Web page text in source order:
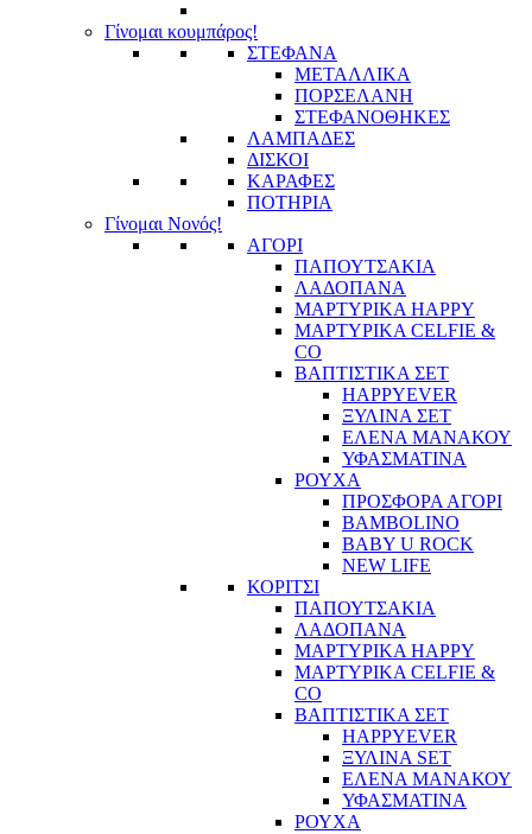
Γίνομαι κουμπάρος!
ΣΤΕΦΑΝΑ
ΜΕΤΑΛΛΙΚΑ
ΠΟΡΣΕΛΑΝΗ
ΣΤΕΦΑΝΟΘΗΚΕΣ
ΛΑΜΠΑΔΕΣ
ΔΙΣΚΟΙ
ΚΑΡΑΦΕΣ
ΠΟΤΗΡΙΑ
Γίνομαι Νονός!
ΑΓΟΡΙ
ΠΑΠΟΥΤΣΑΚΙΑ
ΛΑΔΟΠΑΝΑ
ΜΑΡΤΥΡΙΚΑ HAPPY
ΜΑΡΤΥΡΙΚΑ CELFIE &
CO
ΒΑΠΤΙΣΤΙΚΑ ΣΕΤ
HAPPYEVER
ΞΥΛΙΝΑ ΣΕΤ
ΕΛΕΝΑ ΜΑΝΑΚΟΥ
ΥΦΑΣΜΑΤΙΝΑ
ΡΟΥΧΑ
ΠΡΟΣΦΟΡΑ ΑΓΟΡΙ
BAMBOLINO
BABY U ROCK
NEW LIFE
ΚΟΡΙΤΣΙ
ΠΑΠΟΥΤΣΑΚΙΑ
ΛΑΔΟΠΑΝΑ
ΜΑΡΤΥΡΙΚΑ HAPPY
ΜΑΡΤΥΡΙΚΑ CELFIE &
CO
ΒΑΠΤΙΣΤΙΚΑ ΣΕΤ
HAPPYEVER
ΞΥΛΙΝΑ SET
ΕΛΕΝΑ ΜΑΝΑΚΟΥ
ΥΦΑΣΜΑΤΙΝΑ
ΡΟΥΧΑ